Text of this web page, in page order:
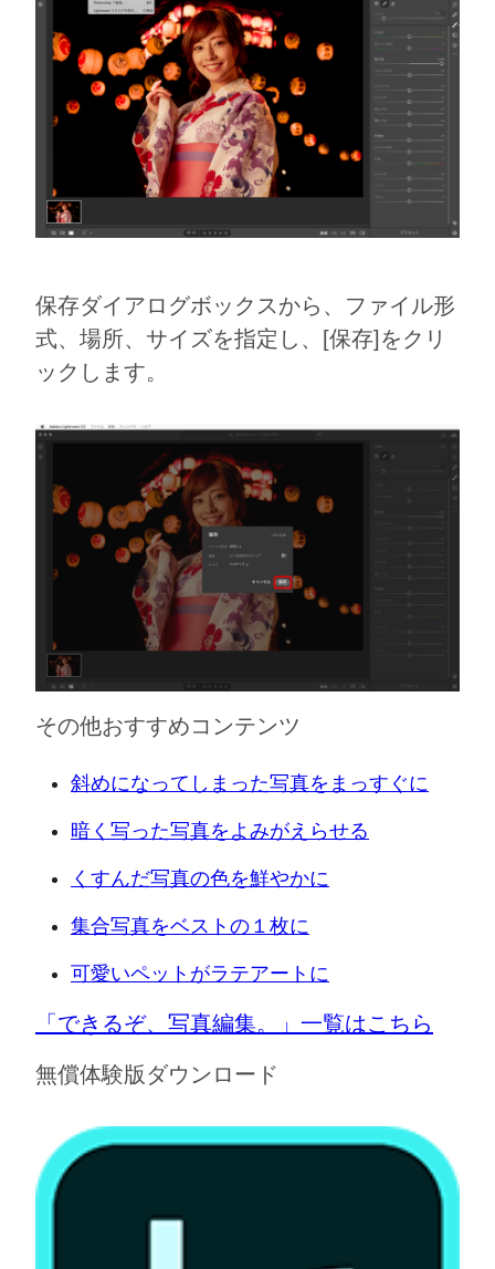
保存ダイアログボックスから、ファイル形
式、場所、サイズを指定し、[保存]をクリ
ックします。
その他おすすめコンテンツ
斜めになってしまった写真をまっすぐに
暗く写った写真をよみがえらせる
くすんだ写真の色を鮮やかに
集合写真をベストの１枚に
可愛いペットがラテアートに
「できるぞ、写真編集。」一覧はこちら
無償体験版ダウンロード